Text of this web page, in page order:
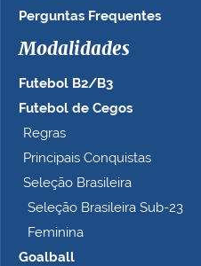
Perguntas Frequentes
Modalidades
Futebol B2/B3
Futebol de Cegos
Regras
Principais Conquistas
Seleção Brasileira
Seleção Brasileira Sub-23
Feminina
Goalball